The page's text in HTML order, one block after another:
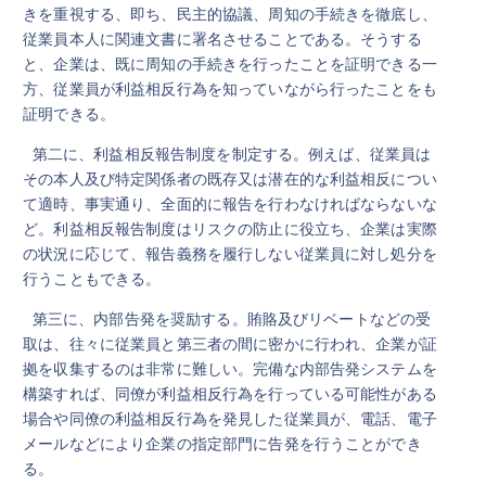
きを重視する、即ち、民主的協議、周知の手続きを徹底し、
従業員本人に関連文書に署名させることである。そうする
と、企業は、既に周知の手続きを行ったことを証明できる一
方、従業員が利益相反行為を知っていながら行ったことをも
証明できる。
第二に、利益相反報告制度を制定する。例えば、従業員は
その本人及び特定関係者の既存又は潜在的な利益相反につい
て適時、事実通り、全面的に報告を行わなければならないな
ど。利益相反報告制度はリスクの防止に役立ち、企業は実際
の状況に応じて、報告義務を履行しない従業員に対し処分を
行うこともできる。
第三に、内部告発を奨励する。賄賂及びリベートなどの受
取は、往々に従業員と第三者の間に密かに行われ、企業が証
拠を収集するのは非常に難しい。完備な内部告発システムを
構築すれば、同僚が利益相反行為を行っている可能性がある
場合や同僚の利益相反行為を発見した従業員が、電話、電子
メールなどにより企業の指定部門に告発を行うことができ
る。